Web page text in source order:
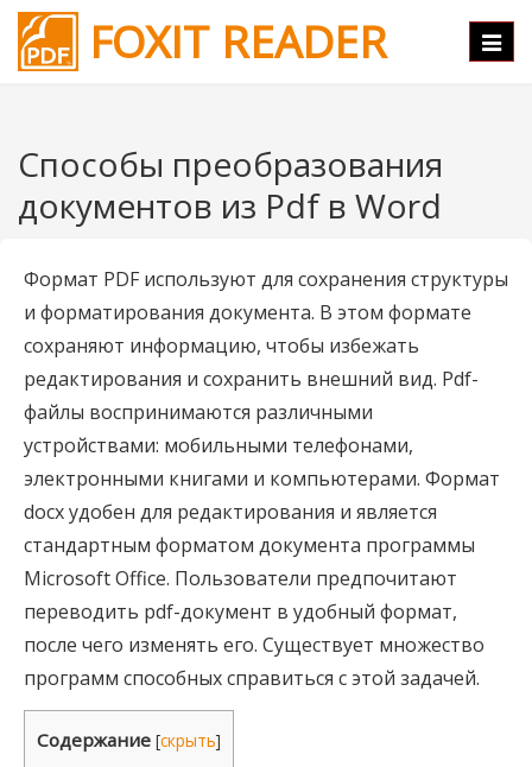
FOXIT READER
Способы преобразования
документов из Pdf в Word
Формат PDF используют для сохранения структуры
и форматирования документа. В этом формате
сохраняют информацию, чтобы избежать
редактирования и сохранить внешний вид. Pdf-
файлы воспринимаются различными
устройствами: мобильными телефонами,
электронными книгами и компьютерами. Формат
docx удобен для редактирования и является
стандартным форматом документа программы
Microsoft Office. Пользователи предпочитают
переводить pdf-документ в удобный формат,
после чего изменять его. Существует множество
программ способных справиться с этой задачей.
Содержание [скрыть]